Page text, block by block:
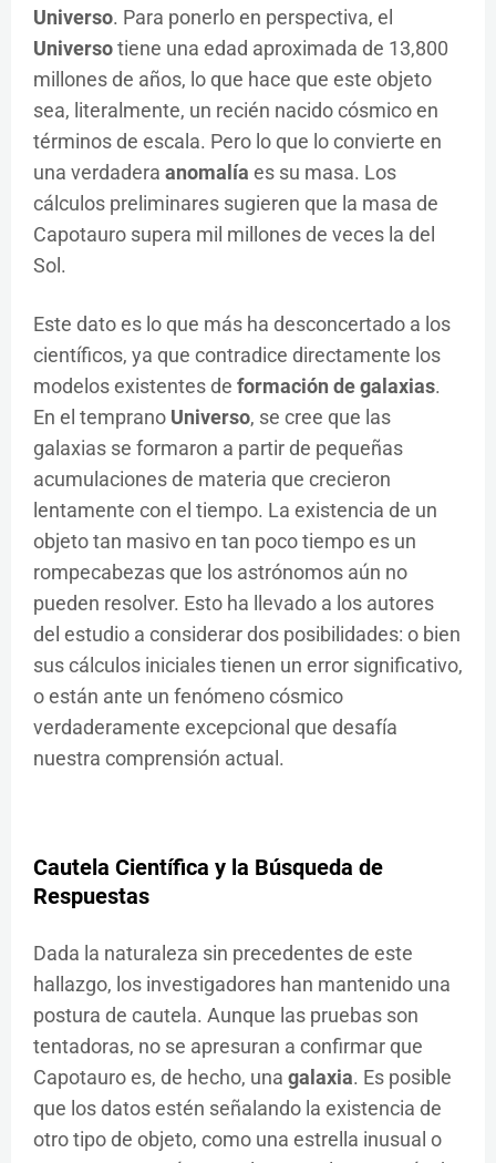
Universo. Para ponerlo en perspectiva, el
Universotiene una edad aproximada de 13,800
millones de años, lo que hace que este objeto
sea, literalmente, un recién nacido cósmico en
términos de escala. Pero lo que lo convierte en
una verdadera anomalía es su masa. Los
cálculos preliminares sugieren que la masa de
Capotauro supera mil millones de veces la del
Sol.
Este dato es lo que más ha desconcertado a los
científicos, ya que contradice directamente los
modelos existentes de formación de galaxias.
En el temprano Universo, se cree que las
galaxias se formaron a partir de pequeñas
acumulaciones de materia que crecieron
lentamente con el tiempo. La existencia de un
objeto tan masivo en tan poco tiempo es un
rompecabezas que los astrónomos aún no
pueden resolver. Esto ha llevado a los autores
del estudio a considerar dos posibilidades: o bien
sus cálculos iniciales tienen un error significativo,
o están ante un fenómeno cósmico
verdaderamente excepcional que desafía
nuestra comprensión actual.
Cautela Científica y la Búsqueda de
Respuestas
Dada la naturaleza sin precedentes de este
hallazgo, los investigadores han mantenido una
postura de cautela. Aunque las pruebas son
tentadoras, no se apresuran a confirmar que
Capotauro es, de hecho, una galaxia. Es posible
que los datos estén señalando la existencia de
otro tipo de objeto, como una estrella inusual o